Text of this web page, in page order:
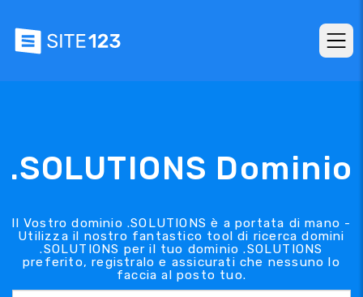
.SOLUTIONS Dominio
Il Vostro dominio .SOLUTIONS è a portata di mano -
Utilizza il nostro fantastico tool di ricerca domini
.SOLUTIONS per il tuo dominio .SOLUTIONS
preferito, registralo e assicurati che nessuno lo
faccia al posto tuo.